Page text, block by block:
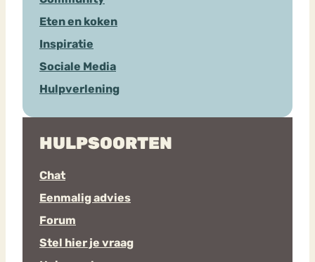
Eten en koken
Inspiratie
Sociale Media
Hulpverlening
HULPSOORTEN
Chat
Eenmalig advies
Forum
Stel hier je vraag